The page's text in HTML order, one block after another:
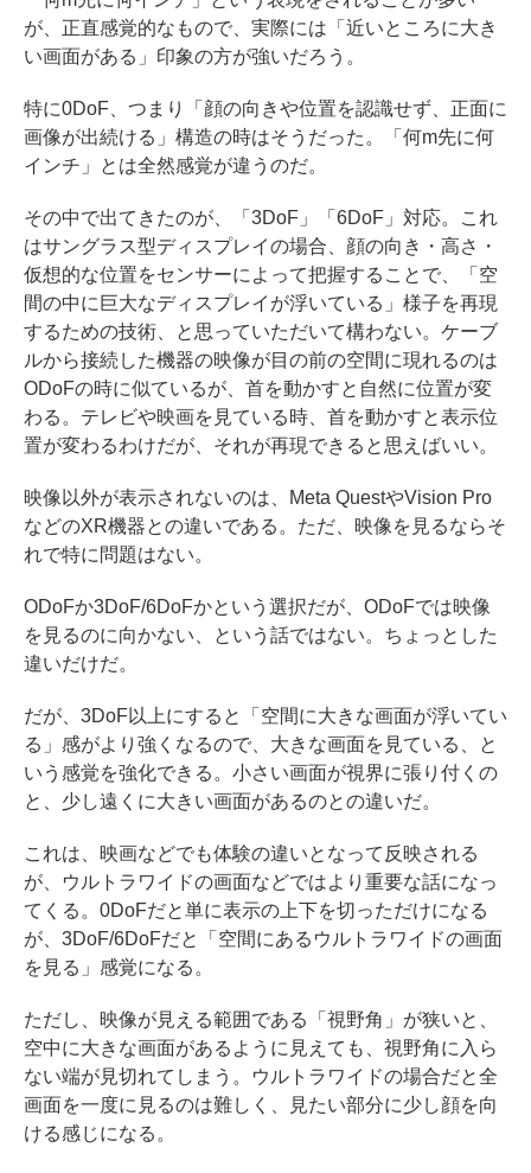
が、正直感覚的なもので、実際には「近いところに大き
い画面がある」印象の方が強いだろう。
特に0DoF、つまり「顔の向きや位置を認識せず、正面に
画像が出続ける」構造の時はそうだった。「何m先に何
インチ」とは全然感覚が違うのだ。
その中で出てきたのが、「3DoF」「6DoF」対応。これ
はサングラス型ディスプレイの場合、顔の向き・高さ・
仮想的な位置をセンサーによって把握することで、「空
間の中に巨大なディスプレイが浮いている」様子を再現
するための技術、と思っていただいて構わない。ケーブ
ルから接続した機器の映像が目の前の空間に現れるのは
ODoFの時に似ているが、首を動かすと自然に位置が変
わる。テレビや映画を見ている時、首を動かすと表示位
置が変わるわけだが、それが再現できると思えばいい。
映像以外が表示されないのは、Meta QuestやVision Pro
などのXR機器との違いである。ただ、映像を見るならそ
れで特に問題はない。
ODoFか3DoF/6DoFかという選択だが、ODoFでは映像
を見るのに向かない、という話ではない。ちょっとした
違いだけだ。
だが、3DoF以上にすると「空間に大きな画面が浮いてい
る」感がより強くなるので、大きな画面を見ている、と
いう感覚を強化できる。小さい画面が視界に張り付くの
と、少し遠くに大きい画面があるのとの違いだ。
これは、映画などでも体験の違いとなって反映される
が、ウルトラワイドの画面などではより重要な話になっ
てくる。0DoFだと単に表示の上下を切っただけになる
が、3DoF/6DoFだと「空間にあるウルトラワイドの画面
を見る」感覚になる。
ただし、映像が見える範囲である「視野角」が狭いと、
空中に大きな画面があるように見えても、視野角に入ら
ない端が見切れてしまう。ウルトラワイドの場合だと全
画面を一度に見るのは難しく、見たい部分に少し顔を向
ける感じになる。